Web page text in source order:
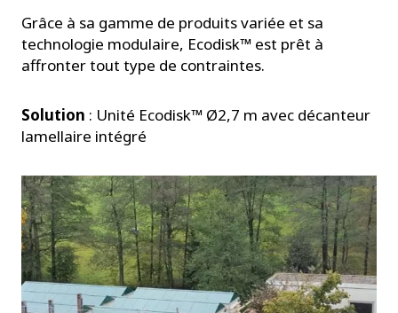
Grâce à sa gamme de produits variée et sa
technologie modulaire, Ecodisk™ est prêt à
affronter tout type de contraintes.
Solution : Unité Ecodisk™ Ø2,7 m avec décanteur
lamellaire intégré